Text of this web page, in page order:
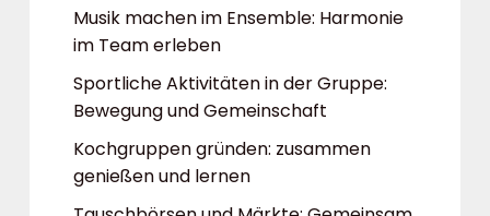
Musik machen im Ensemble: Harmonie
im Team erleben
Sportliche Aktivitäten in der Gruppe:
Bewegung und Gemeinschaft
Kochgruppen gründen: zusammen
genießen und lernen